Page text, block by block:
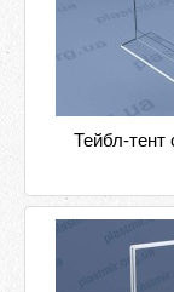
Тейбл-тент